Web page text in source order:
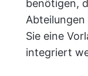
benötigen,
Sie eine
integriert